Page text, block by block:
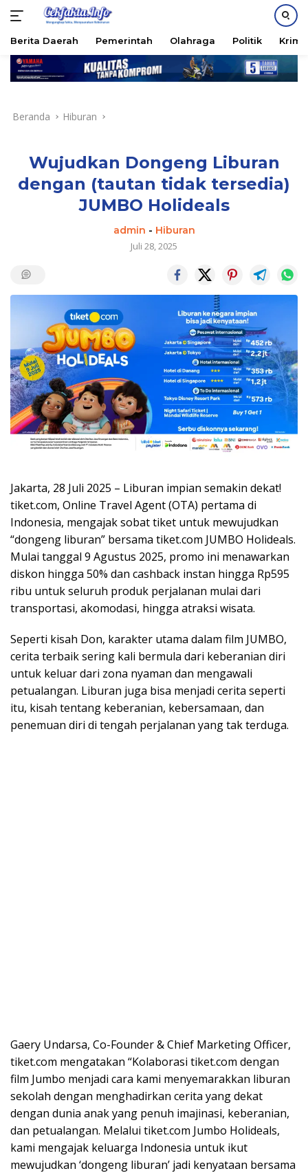
Langsung
Berita Daerah Pemerintah Olahraga Politik
Beranda Hiburan
Wujudkan Dongeng Liburan
dengan (tautan tidak tersedia)
JUMBO Holideals
admin - Hiburan
Juli 28, 2025
Jakarta, 28 Juli 2025 – Liburan impian semakin dekat!
tiket.com, Online Travel Agent (OTA) pertama di
Indonesia, mengajak sobat tiket untuk mewujudkan
“dongeng liburan” bersama tiket.com JUMBO Holideals.
Mulai tanggal 9 Agustus 2025, promo ini menawarkan
diskon hingga 50% dan cashback instan hingga Rp595
ribu untuk seluruh produk perjalanan mulai dari
transportasi, akomodasi, hingga atraksi wisata.
Seperti kisah Don, karakter utama dalam film JUMBO,
cerita terbaik sering kali bermula dari keberanian diri
untuk keluar dari zona nyaman dan mengawali
petualangan. Liburan juga bisa menjadi cerita seperti
itu, kisah tentang keberanian, kebersamaan, dan
penemuan diri di tengah perjalanan yang tak terduga.
Gaery Undarsa, Co-Founder & Chief Marketing Officer,
tiket.com mengatakan “Kolaborasi tiket.com dengan
film Jumbo menjadi cara kami menyemarakkan liburan
sekolah dengan menghadirkan cerita yang dekat
dengan dunia anak yang penuh imajinasi, keberanian,
dan petualangan. Melalui tiket.com Jumbo Holideals,
kami mengajak keluarga Indonesia untuk ikut
mewujudkan ‘dongeng liburan’ jadi kenyataan bersama